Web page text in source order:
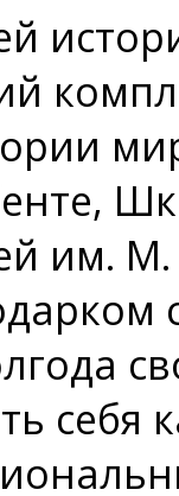
им.
себя